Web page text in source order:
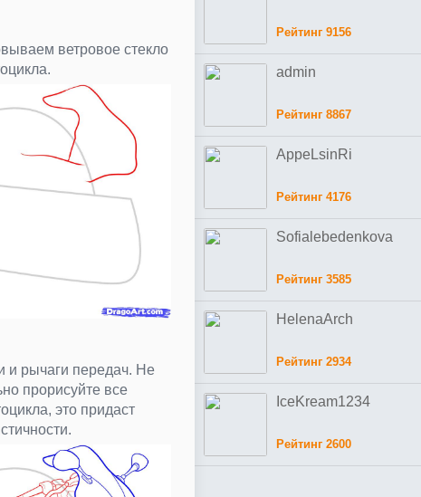
ветровое стекло
и рычаги передач. Не
прорисуйте все
это придаст
Рейтинг 9156
admin
Рейтинг 8867
AppeLsinRi
Рейтинг 4176
Sofialebedenkova
Рейтинг 3585
HelenaArch
Рейтинг 2934
IceKream1234
Рейтинг 2600